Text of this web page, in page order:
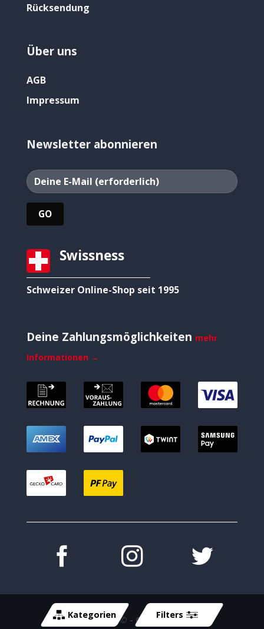
Kategorien Filters
Rücksendung
Über uns
AGB
Impressum
Newsletter abonnieren
Swissness
Schweizer Online-Shop seit 1995
Deine Zahlungsmöglichkeiten mehr
Informationen →
Copyright 2026 © - Cycle-Tech GmbH